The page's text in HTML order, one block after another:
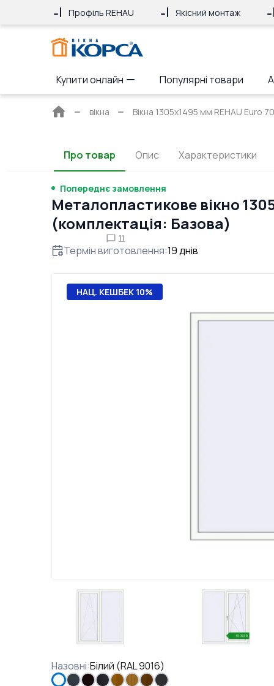
Профіль REHAU Якісний монтаж
Купити онлайн Популярні товари
Головна
вікна Вікна 1305x1495 мм REHAU Euro
Про товар Опис Характеристики
Попереднє замовлення
Металопластикове вікно
(комплектація: Базова)
11
Термін виготовлення:19днів
НАЦ. КЕШБЕК 10%
Назовні:Білий (RAL 9016)